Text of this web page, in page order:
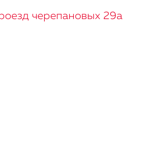
черепановых 29а